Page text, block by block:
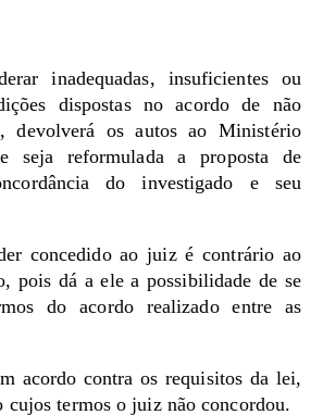
inadequadas, insuficientes ou
dispostas no acordo de não
devolverá os autos ao Ministério
seja reformulada a proposta de
do investigado e seu
concedido ao juiz é contrário ao
pois dá a ele a possibilidade de se
do acordo realizado entre as
acordo contra os requisitos da lei,
cujos termos o juiz não concordou.